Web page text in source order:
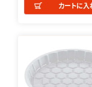
カートに入